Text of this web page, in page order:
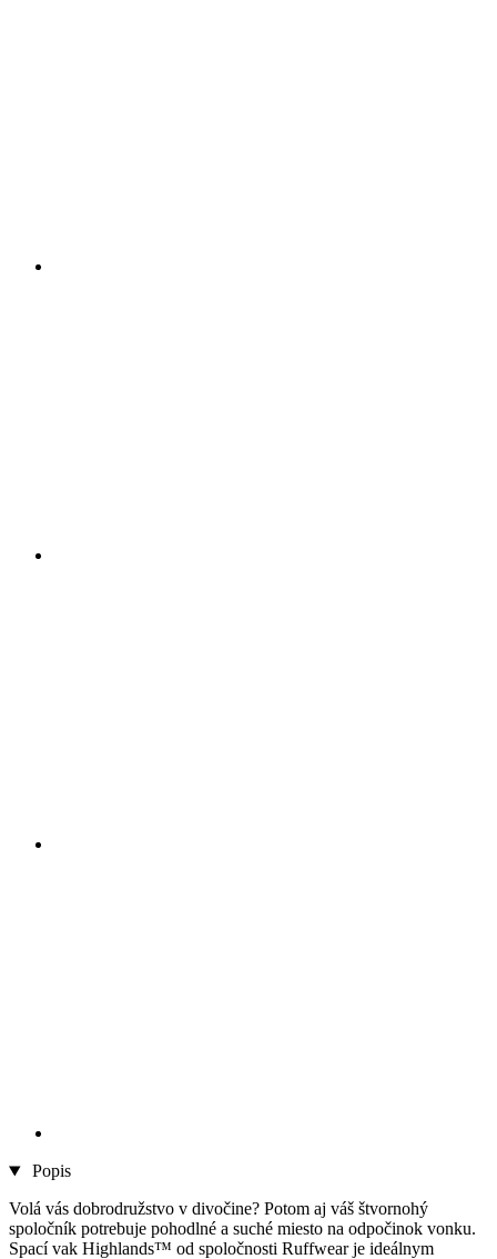
Popis
Volá vás dobrodružstvo v divočine? Potom aj váš štvornohý
spoločník potrebuje pohodlné a suché miesto na odpočinok vonku.
Spací vak Highlands™ od spoločnosti Ruffwear je ideálnym